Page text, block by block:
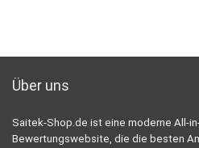
Über uns
Saitek-Shop.de ist eine moderne All-
Bewertungswebsite, die die besten